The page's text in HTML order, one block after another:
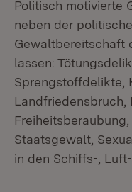
Politisch motivierte
neben der
Gewaltbereitschaft
lassen:
Sprengstoffdelikte,
Landfriedensbruch,
Staatsgewalt,
in den Schiffs-,